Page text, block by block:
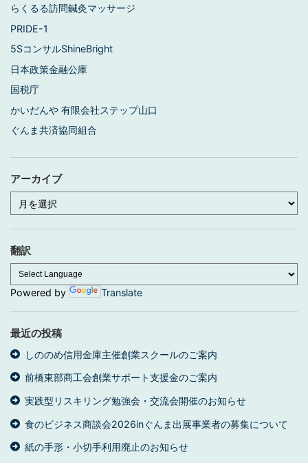
らくるる訪問鍼灸マッサージ
PRIDE-1
5SコンサルShineBright
日本政策金融公庫
国税庁
かいだんや 有限会社ステップ山口
ぐんま共済協同組合
アーカイブ
ア
ー
カ
イ
翻訳
Powered by Translate
最近の投稿
しののめ信用金庫主催創業スクールのご案内
前橋東部商工会創業サポート支援金のご案内
実践型リスキリング勉強会・交流会開催のお知らせ
食のビジネス商談会2026inぐんま出展事業者の募集について
紙の手形・小切手利用廃止のお知らせ